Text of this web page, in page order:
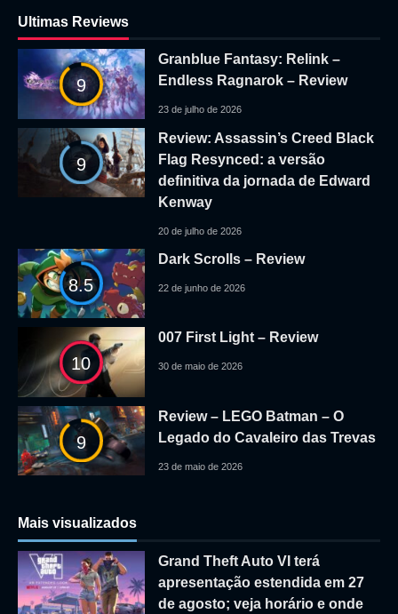
Ultimas Reviews
9
Granblue Fantasy: Relink –
Endless Ragnarok – Review
23 de julho de 2026
9
Review: Assassin’s Creed Black
Flag Resynced: a versão
definitiva da jornada de Edward
Kenway
20 de julho de 2026
8.5
Dark Scrolls – Review
22 de junho de 2026
10
007 First Light – Review
30 de maio de 2026
9
Review – LEGO Batman – O
Legado do Cavaleiro das Trevas
23 de maio de 2026
Mais visualizados
Grand Theft Auto VI terá
apresentação estendida em 27
de agosto; veja horário e onde